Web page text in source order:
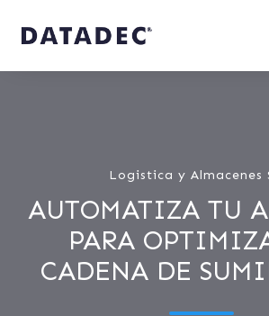
Logistica y Almacenes
AUTOMATIZA TU
PARA
CADENA DE